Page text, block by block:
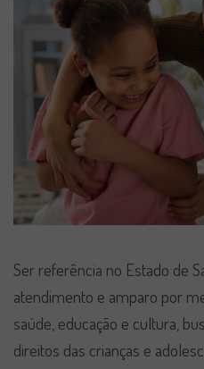
Ser referência no Estado de
atendimento e amparo por
saúde, educação e cultura,
direitos das crianças e